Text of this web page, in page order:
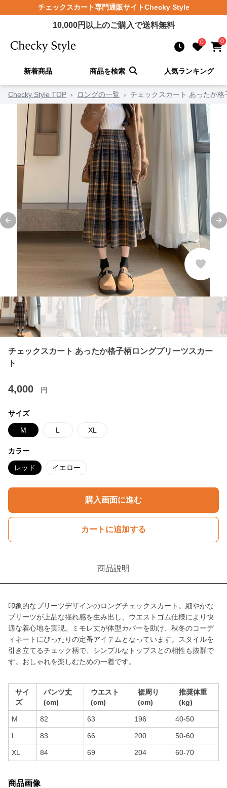
チェックスカート専門通販サイトChecky Style
10,000円以上のご購入で送料無料
0 0
新着商品 商品を検索 人気ランキング
Checky Style TOP › ロングの一覧 › チェックスカート あったか
Previous slide
チェックスカート あったか格子柄ロングプリーツスカー
ト
4,000 円
サイズ
M L XL
カラー
レッド イエロー
購入画面に進む
カートに追加する
商品説明
印象的なプリーツデザインのロングチェックスカート。細やかな
プリーツが上品な揺れ感を生み出し、ウエストゴム仕様により快
適な着心地を実現。ミモレ丈が体型カバーを助け、秋冬のコーデ
ィネートにぴったりの定番アイテムとなっています。スタイルを
引き立てるチェック柄で、シンプルなトップスとの相性も抜群で
す。おしゃれを楽しむための一着です。
サイ
ズ
パンツ丈
(cm)
ウエスト
(cm)
裾周り
(cm)
推奨体重
(kg)
M 82 63 196 40-50
L 83 66 200 50-60
XL 84 69 204 60-70
商品画像